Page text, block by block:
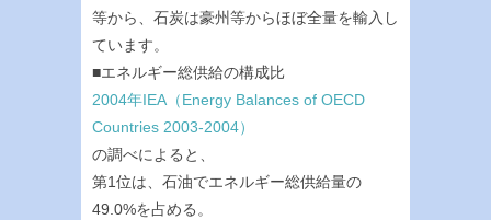
等から、石炭は豪州等からほぼ全量を輸入し
ています。
■エネルギー総供給の構成比
2004年IEA（Energy Balances of OECD
Countries 2003-2004）
の調べによると、
第1位は、石油でエネルギー総供給量の
49.0%を占める。